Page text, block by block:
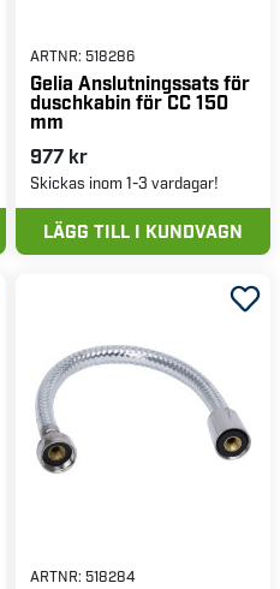
ARTNR: 518286
Gelia Anslutningssats för
duschkabin för CC 150
mm
977 kr
Skickas inom 1-3 vardagar!
LÄGG TILL I KUNDVAGN
ARTNR: 518284